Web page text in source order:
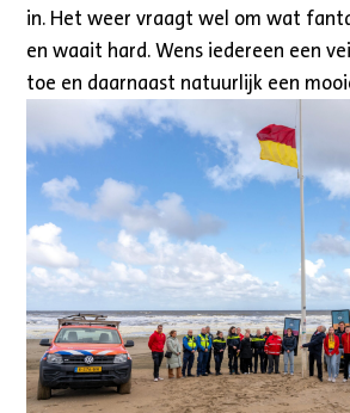
in. Het weer vraagt wel om wat
en waait hard. Wens iedereen een
toe en daarnaast natuurlijk een